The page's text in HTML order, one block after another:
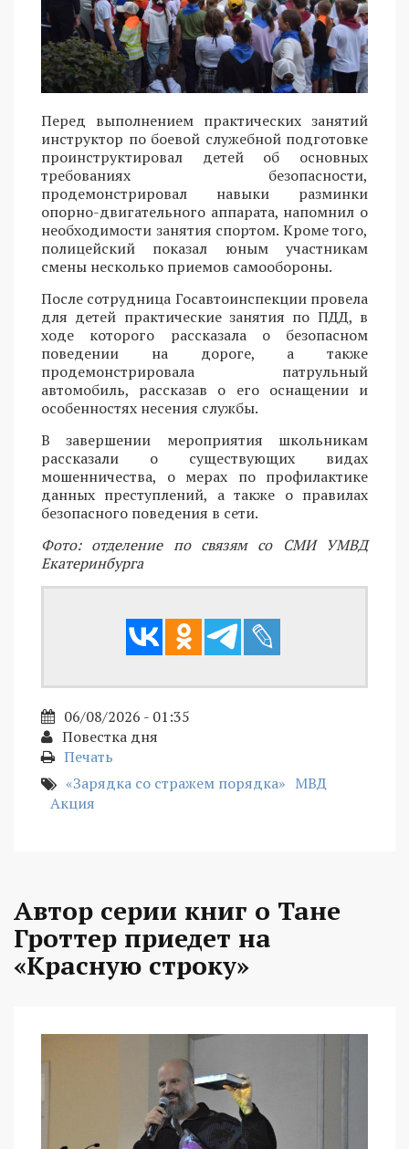
Перед выполнением практических занятий
инструктор по боевой служебной подготовке
проинструктировал детей об основных
требованиях безопасности,
продемонстрировал навыки разминки
опорно-двигательного аппарата, напомнил о
необходимости занятия спортом. Кроме того,
полицейский показал юным участникам
смены несколько приемов самообороны.
После сотрудница Госавтоинспекции провела
для детей практические занятия по ПДД, в
ходе которого рассказала о безопасном
поведении на дороге, а также
продемонстрировала патрульный
автомобиль, рассказав о его оснащении и
особенностях несения службы.
В завершении мероприятия школьникам
рассказали о существующих видах
мошенничества, о мерах по профилактике
данных преступлений, а также о правилах
безопасного поведения в сети.
Фото: отделение по связям со СМИ УМВД
Екатеринбурга
06/08/2026 - 01:35
Повестка дня
Печать
«Зарядка со стражем порядка» МВД
Акция
Автор серии книг о Тане
Гроттер приедет на
«Красную строку»